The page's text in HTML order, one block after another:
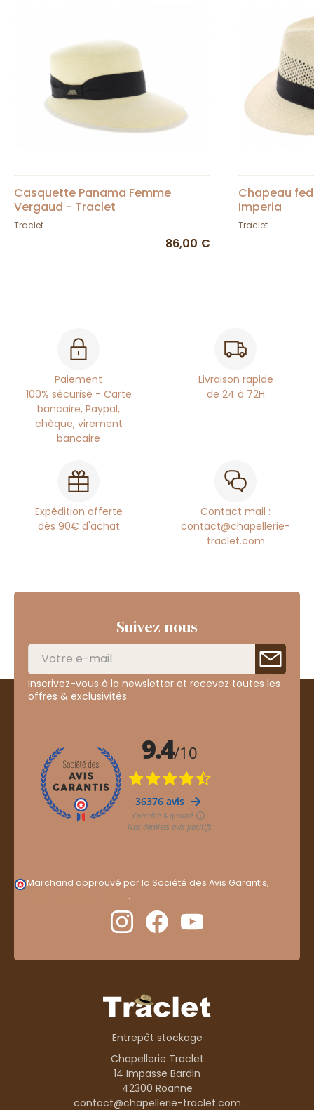
Casquette Panama Femme
Vergaud - Traclet
Traclet
86,00 €
Chapeau
Imperia
Traclet
Paiement
100% sécurisé - Carte
bancaire, Paypal,
chèque, virement
bancaire
Livraison rapide
de 24 à 72H
Expédition offerte
dès 90€ d'achat
Contact mail :
contact@chapellerie-
traclet.com
Suivez nous
Inscrivez-vous à la newsletter et recevez toutes les
offres & exclusivités
Marchand approuvé par la Société des Avis Garantis,
.
Entrepôt stockage
Chapellerie Traclet
14 Impasse Bardin
42300 Roanne
contact@chapellerie-traclet.com